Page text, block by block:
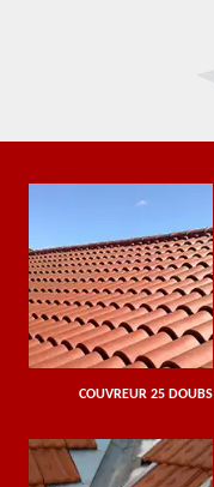
COUVREUR 25 DOUBS